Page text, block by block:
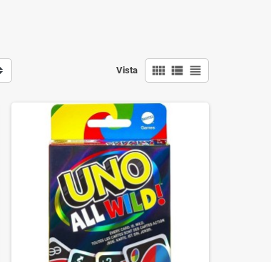
Vista view_comfy view_list view_headline